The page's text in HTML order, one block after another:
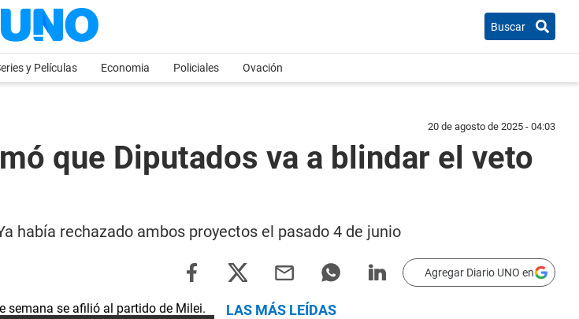
Buscar
y Películas Economia Policiales Ovación
20 de agosto de 2025 - 04:03
que Diputados va a blindar el veto
había rechazado ambos proyectos el pasado 4 de junio
Agregar Diario UNO en
LAS MÁS LEÍDAS